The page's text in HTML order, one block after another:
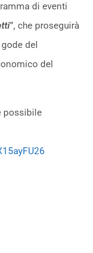
di eventi
”, che proseguirà
del
del
possibile